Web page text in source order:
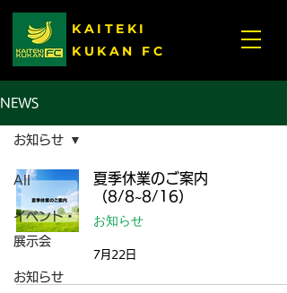
KAITEKI
KUKAN FC
NEWS
All
イベント・
展示会
お知らせ
お知らせ
夏季休業のご案内
（8/8~8/16）
お知らせ
7月22日